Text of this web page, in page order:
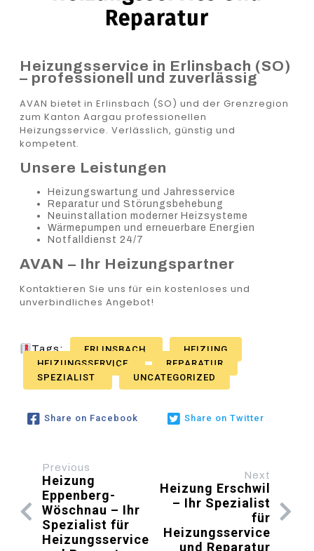
Reparatur
Heizungsservice in Erlinsbach (SO)
– professionell und zuverlässig
AVAN bietet in Erlinsbach (SO) und der Grenzregion
zum Kanton Aargau professionellen
Heizungsservice. Verlässlich, günstig und
kompetent.
Unsere Leistungen
Heizungswartung und Jahresservice
Reparatur und Störungsbehebung
Neuinstallation moderner Heizsysteme
Wärmepumpen und erneuerbare Energien
Notfalldienst 24/7
AVAN – Ihr Heizungspartner
Kontaktieren Sie uns für ein kostenloses und
unverbindliches Angebot!
Tags: ERLINSBACH
HEIZUNG
HEIZUNGSSERVICE
REPARATUR
SPEZIALIST
UNCATEGORIZED
Share on Facebook Share on Twitter
Previous
Heizung
Eppenberg-
Wöschnau – Ihr
Spezialist für
Heizungsservice
Next
Heizung Erschwil
– Ihr Spezialist
für
Heizungsservice
und Reparatur